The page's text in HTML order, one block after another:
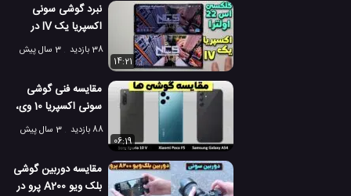
نبرد گوشی سونی
اکسپریا یک IV در
مقابل گلکسی اس 22
38 بازدید
3 سال پیش
14:21
مقایسه فنی گوشی
سونی اکسپریا 10 وی،
گلکسی آ 54 و پوکو
88 بازدید
3 سال پیش
06:19
مقایسه دوربین گوشی
بلک ویو A200 پرو در